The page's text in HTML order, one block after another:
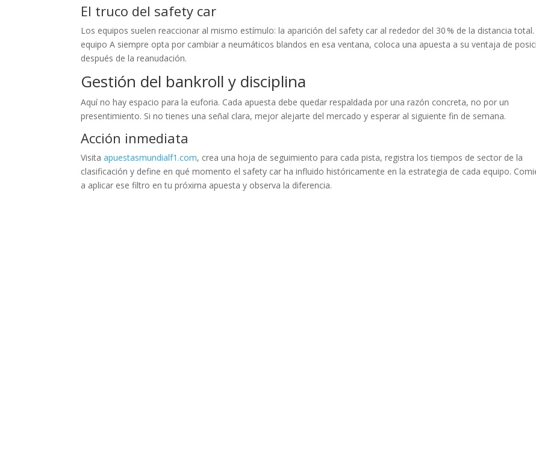
El truco del safety car
Los equipos suelen reaccionar al mismo estímulo: la aparición del safety car al rededor del 30 % de la distancia total.
equipo A siempre opta por cambiar a neumáticos blandos en esa ventana, coloca una apuesta a su ventaja de
después de la reanudación.
Gestión del bankroll y disciplina
Aquí no hay espacio para la euforia. Cada apuesta debe quedar respaldada por una razón concreta, no por un
presentimiento. Si no tienes una señal clara, mejor alejarte del mercado y esperar al siguiente fin de semana.
Acción inmediata
Visitaapuestasmundialf1.com, crea una hoja de seguimiento para cada pista, registra los tiempos de sector de la
clasificación y define en qué momento el safety car ha influido históricamente en la estrategia de cada equipo.
a aplicar ese filtro en tu próxima apuesta y observa la diferencia.